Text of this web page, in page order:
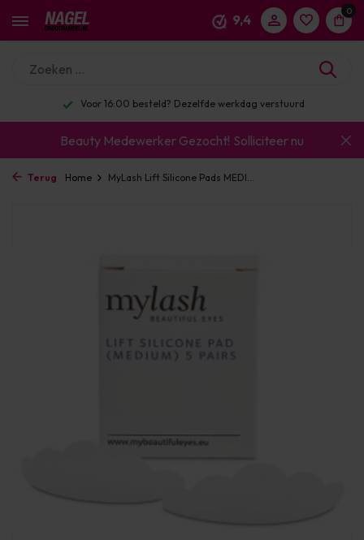
9,4
0
Voor 16:00 besteld? Dezelfde werkdag verstuurd
Beauty Medewerker Gezocht! Solliciteer nu
Terug Home MyLash Lift Silicone Pads MEDI...